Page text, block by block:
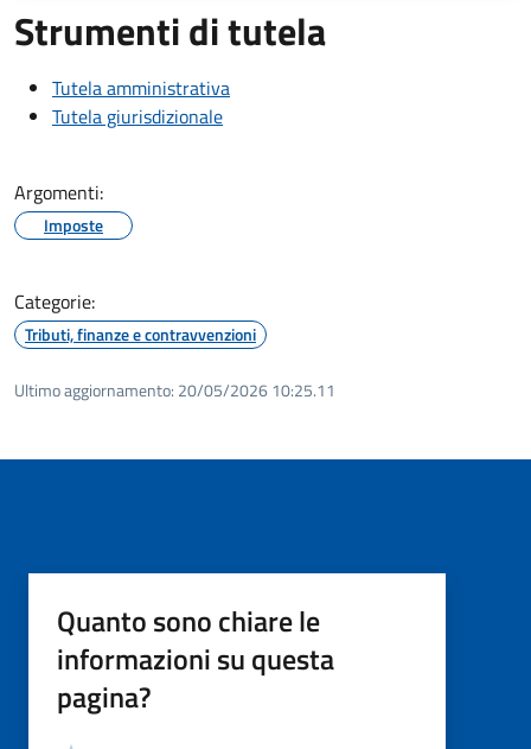
Strumenti di tutela
Tutela amministrativa
Tutela giurisdizionale
Argomenti:
Imposte
Categorie:
Tributi, finanze e contravvenzioni
Ultimo aggiornamento: 20/05/2026 10:25.11
Quanto sono chiare le
informazioni su questa
pagina?